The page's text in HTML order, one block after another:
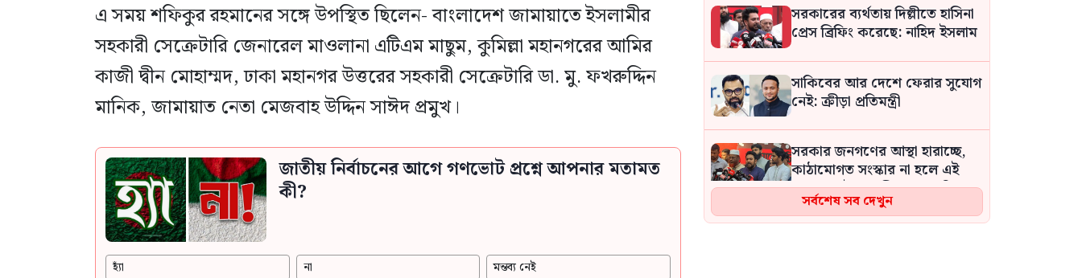
এ সময় শফিকুর রহমানের সঙ্গে উপস্থিত ছিলেন- বাংলাদেশ জামায়াতে ইসলামীর
সহকারী সেক্রেটারি জেনারেল মাওলানা এটিএম মাছুম, কুমিল্লা মহানগরের আমির
কাজী দ্বীন মোহাম্মদ, ঢাকা মহানগর উত্তরের সহকারী সেক্রেটারি ডা. মু. ফখরুদ্দিন
মানিক, জামায়াত নেতা মেজবাহ উদ্দিন সাঈদ প্রমুখ।
জাতীয় নির্বাচনের আগে গণভোট প্রশ্নে আপনার মতামত
কী?
হ্যাঁ না মন্তব্য নেই
সরকারের ব্যর্থতায় দিল্লীতে হাসিনা
প্রেস ব্রিফিং করেছে: নাহিদ ইসলাম
সাকিবের আর দেশে ফেরার সুযোগ
নেই: ক্রীড়া প্রতিমন্ত্রী
সরকার জনগণের আস্থা হারাচ্ছে,
কাঠামোগত সংস্কার না হলে এই
সরকারও স্বৈরাচারী হবে : নাহিদ
ইসলাম
সর্বশেষ সব দেখুন